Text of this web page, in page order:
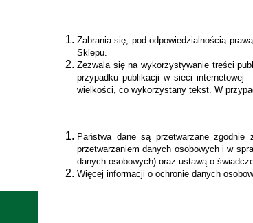
Zabrania się, pod odpowiedzialnością
Sklepu.
Zezwala się na wykorzystywanie treści
przypadku publikacji w sieci
wielkości, co wykorzystany tekst. W
Państwa dane są przetwarzane
przetwarzaniem danych osobowych i w
danych osobowych) oraz ustawą o
Więcej informacji o ochronie danych